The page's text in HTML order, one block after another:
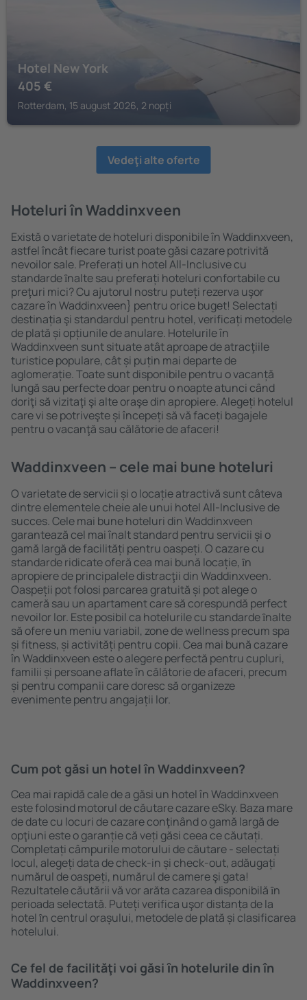
Hotel New York
405 €
Rotterdam, 15 august 2026, 2 nopți
Vedeţi alte oferte
Hoteluri în Waddinxveen
Există o varietate de hoteluri disponibile în Waddinxveen,
astfel încât fiecare turist poate găsi cazare potrivită
nevoilor sale. Preferați un hotel All-Inclusive cu
standarde ȋnalte sau preferați hoteluri confortabile cu
preţuri mici? Cu ajutorul nostru puteți rezerva uşor
cazare în Waddinxveen} pentru orice buget! Selectați
destinația şi standardul pentru hotel, verificați metodele
de plată și opțiunile de anulare. Hotelurile în
Waddinxveen sunt situate atât aproape de atracţiile
turistice populare, cât și puțin mai departe de
aglomerație. Toate sunt disponibile pentru o vacanță
lungă sau perfecte doar pentru o noapte atunci când
doriţi să vizitaţi şi alte oraşe din apropiere. Alegeți hotelul
care vi se potriveşte și începeți să vă faceți bagajele
pentru o vacanţă sau călătorie de afaceri!
Waddinxveen – cele mai bune hoteluri
O varietate de servicii și o locație atractivă sunt câteva
dintre elementele cheie ale unui hotel All-Inclusive de
succes. Cele mai bune hoteluri din Waddinxveen
garantează cel mai înalt standard pentru servicii și o
gamă largă de facilități pentru oaspeți. O cazare cu
standarde ridicate oferă cea mai bună locație, ȋn
apropiere de principalele distracţii din Waddinxveen.
Oaspeții pot folosi parcarea gratuită și pot alege o
cameră sau un apartament care să corespundă perfect
nevoilor lor. Este posibil ca hotelurile cu standarde ȋnalte
să ofere un meniu variabil, zone de wellness precum spa
și fitness, și activități pentru copii. Cea mai bună cazare
în Waddinxveen este o alegere perfectă pentru cupluri,
familii și persoane aflate în călătorie de afaceri, precum
și pentru companii care doresc să organizeze
evenimente pentru angajații lor.
Cum pot găsi un hotel în Waddinxveen?
Cea mai rapidă cale de a găsi un hotel în Waddinxveen
este folosind motorul de căutare cazare eSky. Baza mare
de date cu locuri de cazare conţinând o gamă largă de
opţiuni este o garanție că veți găsi ceea ce căutați.
Completați câmpurile motorului de căutare - selectați
locul, alegeți data de check-in și check-out, adăugați
numărul de oaspeți, numărul de camere şi gata!
Rezultatele căutării vă vor arăta cazarea disponibilă ȋn
perioada selectată. Puteți verifica uşor distanța de la
hotel ȋn centrul orașului, metodele de plată și clasificarea
hotelului.
Ce fel de facilităţi voi găsi ȋn hotelurile din în
Waddinxveen?